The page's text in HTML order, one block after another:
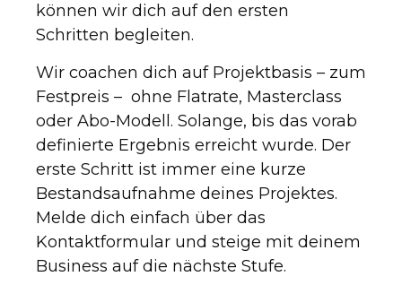
können wir dich auf den ersten
Schritten begleiten.
Wir coachen dich auf Projektbasis – zum
Festpreis – ohne Flatrate, Masterclass
oder Abo-Modell. Solange, bis das vorab
definierte Ergebnis erreicht wurde. Der
erste Schritt ist immer eine kurze
Bestandsaufnahme deines Projektes.
Melde dich einfach über das
Kontaktformular und steige mit deinem
Business auf die nächste Stufe.